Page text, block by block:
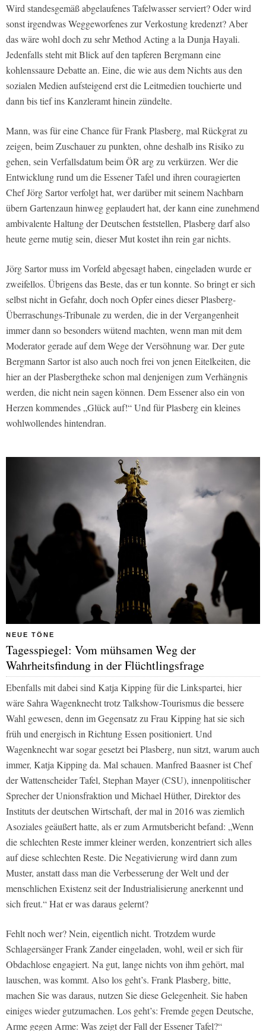
Wird standesgemäß abgelaufenes Tafelwasser serviert? Oder wird
sonst irgendwas Weggeworfenes zur Verkostung kredenzt? Aber
das wäre wohl doch zu sehr Method Acting a la Dunja Hayali.
Jedenfalls steht mit Blick auf den tapferen Bergmann eine
kohlenssaure Debatte an. Eine, die wie aus dem Nichts aus den
sozialen Medien aufsteigend erst die Leitmedien touchierte und
dann bis tief ins Kanzleramt hinein zündelte.
Mann, was für eine Chance für Frank Plasberg, mal Rückgrat zu
zeigen, beim Zuschauer zu punkten, ohne deshalb ins Risiko zu
gehen, sein Verfallsdatum beim ÖR arg zu verkürzen. Wer die
Entwicklung rund um die Essener Tafel und ihren couragierten
Chef Jörg Sartor verfolgt hat, wer darüber mit seinem Nachbarn
übern Gartenzaun hinweg geplaudert hat, der kann eine zunehmend
ambivalente Haltung der Deutschen feststellen, Plasberg darf also
heute gerne mutig sein, dieser Mut kostet ihn rein gar nichts.
Jörg Sartor muss im Vorfeld abgesagt haben, eingeladen wurde er
zweifellos. Übrigens das Beste, das er tun konnte. So bringt er sich
selbst nicht in Gefahr, doch noch Opfer eines dieser Plasberg-
Überraschungs-Tribunale zu werden, die in der Vergangenheit
immer dann so besonders wütend machten, wenn man mit dem
Moderator gerade auf dem Wege der Versöhnung war. Der gute
Bergmann Sartor ist also auch noch frei von jenen Eitelkeiten, die
hier an der Plasbergtheke schon mal denjenigen zum Verhängnis
werden, die nicht nein sagen können. Dem Essener also ein von
Herzen kommendes „Glück auf!“ Und für Plasberg ein kleines
wohlwollendes hintendran.
NEUE TÖNE
Tagesspiegel: Vom mühsamen Weg der
Wahrheitsfindung in der Flüchtlingsfrage
Ebenfalls mit dabei sind Katja Kipping für die Linkspartei, hier
wäre Sahra Wagenknecht trotz Talkshow-Tourismus die bessere
Wahl gewesen, denn im Gegensatz zu Frau Kipping hat sie sich
früh und energisch in Richtung Essen positioniert. Und
Wagenknecht war sogar gesetzt bei Plasberg, nun sitzt, warum auch
immer, Katja Kipping da. Mal schauen. Manfred Baasner ist Chef
der Wattenscheider Tafel, Stephan Mayer (CSU), innenpolitischer
Sprecher der Unionsfraktion und Michael Hüther, Direktor des
Instituts der deutschen Wirtschaft, der mal in 2016 was ziemlich
Asoziales geäußert hatte, als er zum Armutsbericht befand: „Wenn
die schlechten Reste immer kleiner werden, konzentriert sich alles
auf diese schlechten Reste. Die Negativierung wird dann zum
Muster, anstatt dass man die Verbesserung der Welt und der
menschlichen Existenz seit der Industrialisierung anerkennt und
sich freut.“ Hat er was daraus gelernt?
Fehlt noch wer? Nein, eigentlich nicht. Trotzdem wurde
Schlagersänger Frank Zander eingeladen, wohl, weil er sich für
Obdachlose engagiert. Na gut, lange nichts von ihm gehört, mal
lauschen, was kommt. Also los geht’s. Frank Plasberg, bitte,
machen Sie was daraus, nutzen Sie diese Gelegenheit. Sie haben
einiges wieder gutzumachen. Los geht’s: Fremde gegen Deutsche,
Arme gegen Arme: Was zeigt der Fall der Essener Tafel?“